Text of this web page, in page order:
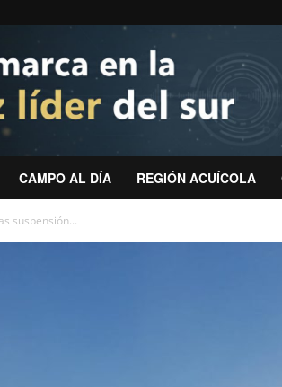
CAMPO AL DÍA REGIÓN ACUÍCOLA
suspensión...